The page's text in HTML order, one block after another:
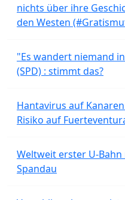
nichts über ihre
den Westen
"Es wandert niemand
(SPD) : stimmt das?
Hantavirus auf
Risiko auf
Weltweit erster U-
Spandau